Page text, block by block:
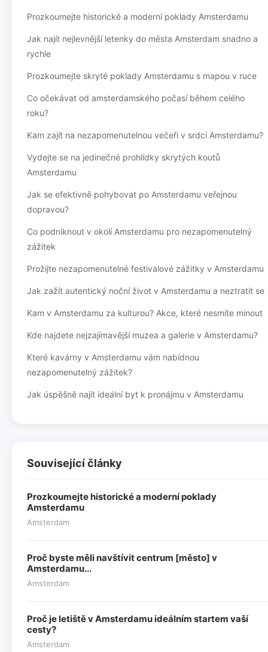
Prozkoumejte historické a moderní poklady Amsterdamu
Jak najít nejlevnější letenky do města Amsterdam snadno a
rychle
Prozkoumejte skryté poklady Amsterdamu s mapou v ruce
Co očekávat od amsterdamského počasí během celého
roku?
Kam zajít na nezapomenutelnou večeři v srdci Amsterdamu?
Vydejte se na jedinečné prohlídky skrytých koutů
Amsterdamu
Jak se efektivně pohybovat po Amsterdamu veřejnou
dopravou?
Co podniknout v okolí Amsterdamu pro nezapomenutelný
zážitek
Prožijte nezapomenutelné festivalové zážitky v Amsterdamu
Jak zažít autentický noční život v Amsterdamu a neztratit se
Kam v Amsterdamu za kulturou? Akce, které nesmíte minout
Kde najdete nejzajímavější muzea a galerie v Amsterdamu?
Které kavárny v Amsterdamu vám nabídnou
nezapomenutelný zážitek?
Jak úspěšně najít ideální byt k pronájmu v Amsterdamu
Související články
Prozkoumejte historické a moderní poklady
Amsterdamu
Amsterdam
Proč byste měli navštívit centrum [město] v
Amsterdamu...
Amsterdam
Proč je letiště v Amsterdamu ideálním startem vaší
cesty?
Amsterdam